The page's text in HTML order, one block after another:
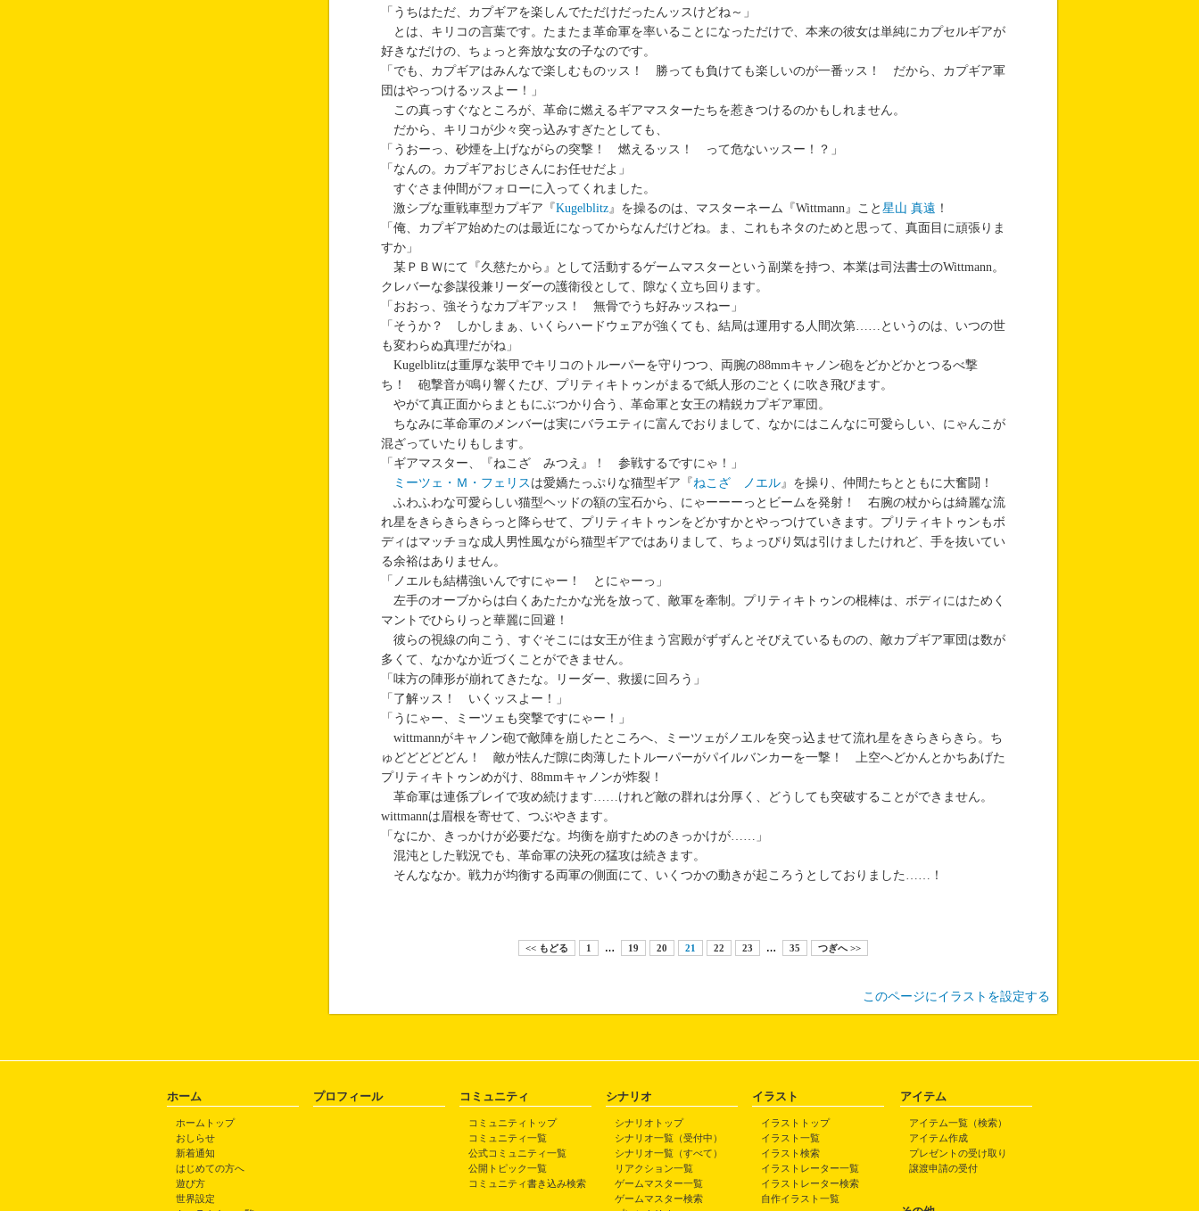
「うちはただ、カプギアを楽しんでただけだったんッスけどね～」
とは、キリコの言葉です。たまたま革命軍を率いることになっただけで、本来の彼女は単純にカプセルギアが
好きなだけの、ちょっと奔放な女の子なのです。
「でも、カプギアはみんなで楽しむものッス！ 勝っても負けても楽しいのが一番ッス！ だから、カプギア軍
団はやっつけるッスよー！」
この真っすぐなところが、革命に燃えるギアマスターたちを惹きつけるのかもしれません。
だから、キリコが少々突っ込みすぎたとしても、
「うおーっ、砂煙を上げながらの突撃！ 燃えるッス！ って危ないッスー！？」
「なんの。カプギアおじさんにお任せだよ」
すぐさま仲間がフォローに入ってくれました。
激シブな重戦車型カプギア『Kugelblitz』を操るのは、マスターネーム『Wittmann』こと 星山 真遠 ！
「俺、カプギア始めたのは最近になってからなんだけどね。ま、これもネタのためと思って、真面目に頑張りま
すか」
某ＰＢＷにて『久慈たから』として活動するゲームマスターという副業を持つ、本業は司法書士のWittmann。
クレバーな参謀役兼リーダーの護衛役として、隙なく立ち回ります。
「おおっ、強そうなカプギアッス！ 無骨でうち好みッスねー」
「そうか？ しかしまぁ、いくらハードウェアが強くても、結局は運用する人間次第……というのは、いつの世
も変わらぬ真理だがね」
Kugelblitzは重厚な装甲でキリコのトルーパーを守りつつ、両腕の88mmキャノン砲をどかどかとつるべ撃
ち！ 砲撃音が鳴り響くたび、プリティキトゥンがまるで紙人形のごとくに吹き飛びます。
やがて真正面からまともにぶつかり合う、革命軍と女王の精鋭カプギア軍団。
ちなみに革命軍のメンバーは実にバラエティに富んでおりまして、なかにはこんなに可愛らしい、にゃんこが
混ざっていたりもします。
「ギアマスター、『ねこざ みつえ』！ 参戦するですにゃ！」
ミーツェ・Ｍ・フェリス は愛嬌たっぷりな猫型ギア『ねこざ ノエル』を操り、仲間たちとともに大奮闘！
ふわふわな可愛らしい猫型ヘッドの額の宝石から、にゃーーーっとビームを発射！ 右腕の杖からは綺麗な流
れ星をきらきらきらっと降らせて、プリティキトゥンをどかすかとやっつけていきます。プリティキトゥンもボ
ディはマッチョな成人男性風ながら猫型ギアではありまして、ちょっぴり気は引けましたけれど、手を抜いてい
る余裕はありません。
「ノエルも結構強いんですにゃー！ とにゃーっ」
左手のオーブからは白くあたたかな光を放って、敵軍を牽制。プリティキトゥンの棍棒は、ボディにはためく
マントでひらりっと華麗に回避！
彼らの視線の向こう、すぐそこには女王が住まう宮殿がずずんとそびえているものの、敵カプギア軍団は数が
多くて、なかなか近づくことができません。
「味方の陣形が崩れてきたな。リーダー、救援に回ろう」
「了解ッス！ いくッスよー！」
「うにゃー、ミーツェも突撃ですにゃー！」
wittmannがキャノン砲で敵陣を崩したところへ、ミーツェがノエルを突っ込ませて流れ星をきらきらきら。ち
ゅどどどどどん！ 敵が怯んだ隙に肉薄したトルーパーがパイルバンカーを一撃！ 上空へどかんとかちあげた
プリティキトゥンめがけ、88mmキャノンが炸裂！
革命軍は連係プレイで攻め続けます……けれど敵の群れは分厚く、どうしても突破することができません。
wittmannは眉根を寄せて、つぶやきます。
「なにか、きっかけが必要だな。均衡を崩すためのきっかけが……」
混沌とした戦況でも、革命軍の決死の猛攻は続きます。
そんななか。戦力が均衡する両軍の側面にて、いくつかの動きが起ころうとしておりました……！
<< もどる 1 … 19 20 21 22 23 … 35 つぎへ >>
このページにイラストを設定する
ホーム
ホームトップ
おしらせ
新着通知
はじめての方へ
遊び方
世界設定
プロフィール コミュニティ
コミュニティトップ
コミュニティ一覧
公式コミュニティ一覧
公開トピック一覧
コミュニティ書き込み検索
シナリオ
シナリオトップ
シナリオ一覧（受付中）
シナリオ一覧（すべて）
リアクション一覧
ゲームマスター一覧
ゲームマスター検索
イラスト
イラストトップ
イラスト一覧
イラスト検索
イラストレーター一覧
イラストレーター検索
自作イラスト一覧
アイテム
アイテム一覧（検索）
アイテム作成
プレゼントの受け取り
譲渡申請の受付